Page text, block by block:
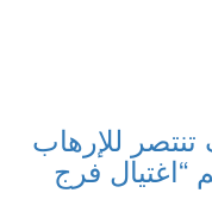
للإرهاب
“اغتيال فرج